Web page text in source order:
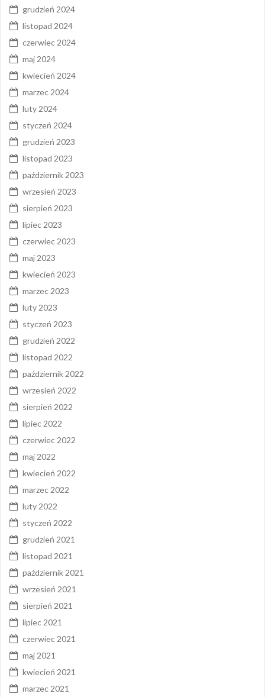
grudzień 2024
listopad 2024
czerwiec 2024
maj 2024
kwiecień 2024
marzec 2024
luty 2024
styczeń 2024
grudzień 2023
listopad 2023
październik 2023
wrzesień 2023
sierpień 2023
lipiec 2023
czerwiec 2023
maj 2023
kwiecień 2023
marzec 2023
luty 2023
styczeń 2023
grudzień 2022
listopad 2022
październik 2022
wrzesień 2022
sierpień 2022
lipiec 2022
czerwiec 2022
maj 2022
kwiecień 2022
marzec 2022
luty 2022
styczeń 2022
grudzień 2021
listopad 2021
październik 2021
wrzesień 2021
sierpień 2021
lipiec 2021
czerwiec 2021
maj 2021
kwiecień 2021
marzec 2021